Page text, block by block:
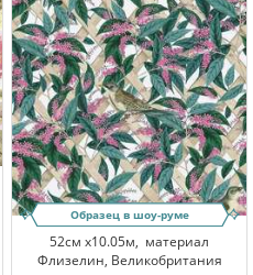
Образец в шоу-руме
52см x10.05м, материал
Флизелин, Великобритания